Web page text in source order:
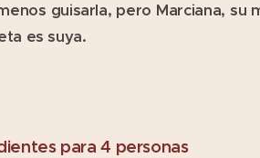
guisarla, pero Marciana, su
es suya.
para 4 personas